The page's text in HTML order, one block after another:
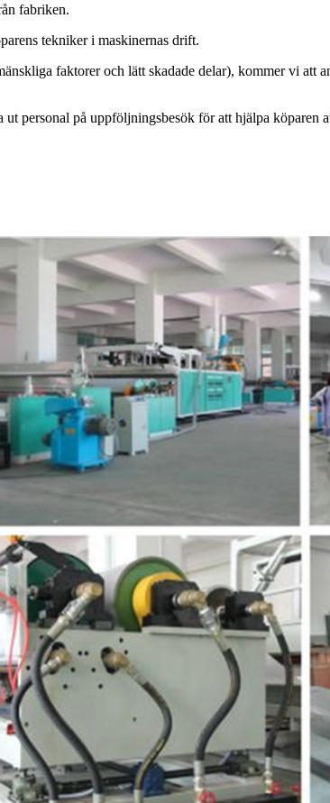
fabriken.
tekniker i maskinernas drift.
faktorer och lätt skadade delar), kommer vi att
personal på uppföljningsbesök för att hjälpa köparen